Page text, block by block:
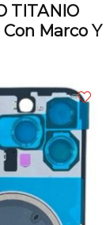
TITANIO
Marco Y